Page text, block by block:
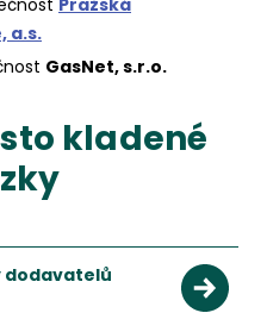
Pražská
a.s.
GasNet, s.r.o.
kladené
dodavatelů